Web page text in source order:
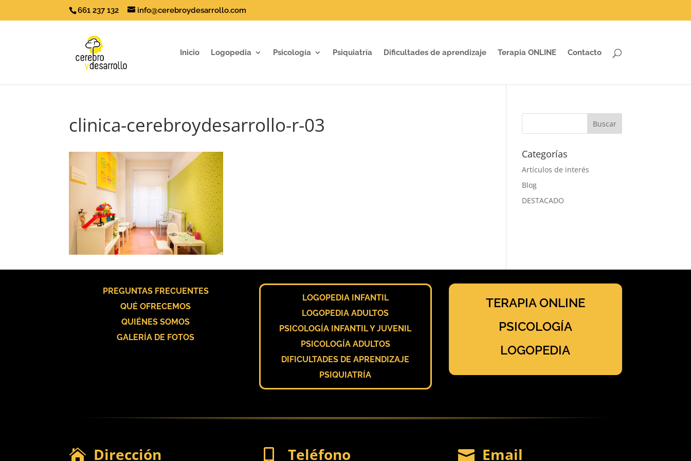
661 237 132 info@cerebroydesarrollo.com
Inicio Logopedia Psicología Psiquiatría Dificultades de aprendizaje Terapia ONLINE Contacto
clinica-cerebroydesarrollo-r-03
Categorías
Artículos de interés
Blog
DESTACADO
PREGUNTAS FRECUENTES
QUÉ OFRECEMOS
QUIÉNES SOMOS
GALERÍA DE FOTOS
LOGOPEDIA INFANTIL
LOGOPEDIA ADULTOS
PSICOLOGÍA INFANTIL Y JUVENIL
PSICOLOGÍA ADULTOS
DIFICULTADES DE APRENDIZAJE
PSIQUIATRÍA
TERAPIA ONLINE
PSICOLOGÍA
LOGOPEDIA
 Dirección  Teléfono  Email